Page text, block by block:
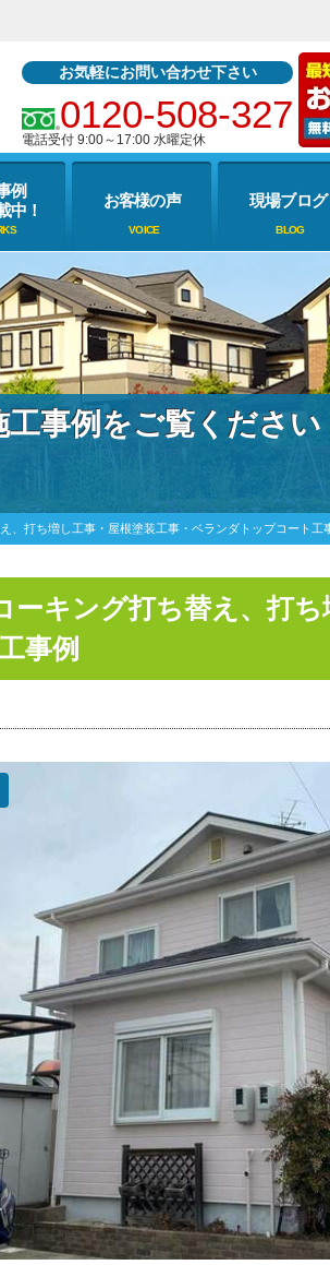
お気軽にお問い合わせ下さい
0120-508-327
電話受付 9:00～17:00 水曜定休
例
中！
お客様の声 現場ブログ
事例をご覧ください
、打ち増し工事・屋根塗装工事・ベランダトップコート工
キング打ち替え、打
事例